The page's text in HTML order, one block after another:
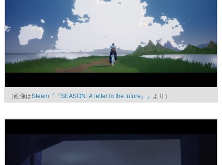
（画像はSteam『『SEASON: A letter to the future』』 より）